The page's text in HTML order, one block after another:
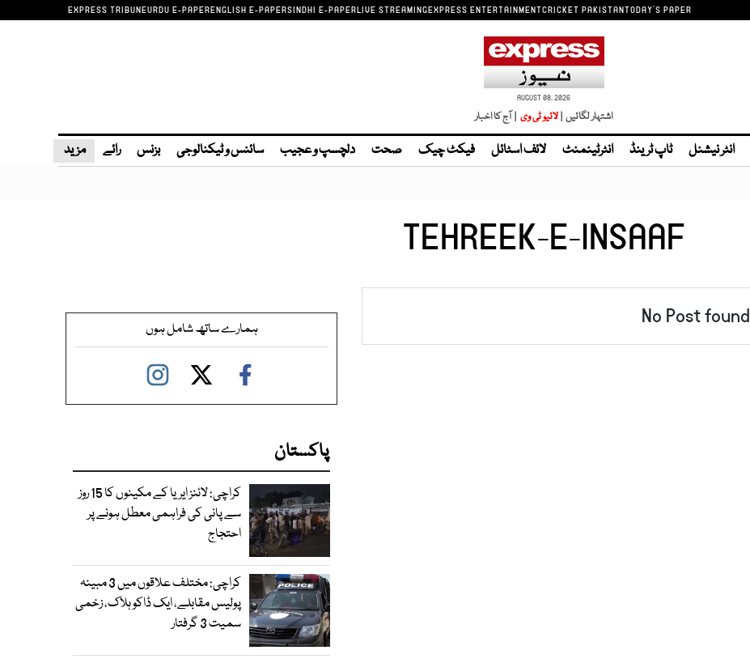
EXPRESS TRIBUNEURDU E-PAPERENGLISH E-PAPERSINDHI E-PAPERLIVE STREAMINGEXPRESS ENTERTAINMENTCRICKET PAKISTANTODAY'S PAPER
AUGUST 08, 2026
اشتہار لگائیں | | آج کا اخبار
انٹر نیشنل ٹاپ ٹرینڈ انٹرٹینمنٹ لائف اسٹائل فیکٹ چیک صحت دلچسپ و عجیب سائنس و ٹیکنالوجی بزنس رائے مزید
TEHREEK-E-INSAAF
No Post found ہمارے ساتھ شامل ہوں
پاکستان
کراچی: لائنز ایریا کے مکینوں کا 15 روز
سے پانی کی فراہمی معطل ہونے پر
احتجاج
کراچی: مختلف علاقوں میں 3 مبینہ
پولیس مقابلے، ایک ڈاکو ہلاک، زخمی
سمیت 3 گرفتار